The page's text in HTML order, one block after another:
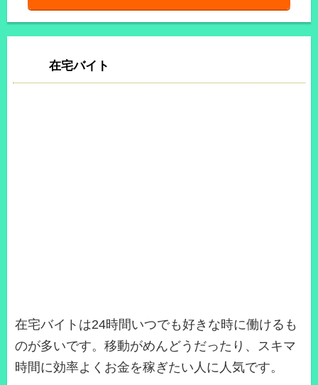
在宅バイト
在宅バイトは24時間いつでも好きな時に働けるも
のが多いです。移動がめんどうだったり、スキマ
時間に効率よくお金を稼ぎたい人に人気です。